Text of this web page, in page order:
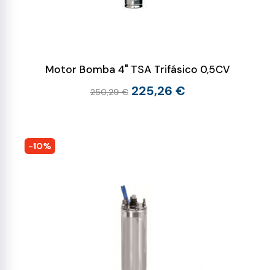
Motor Bomba 4" TSA Trifásico 0,5CV
250,29 € 225,26 €
-10%